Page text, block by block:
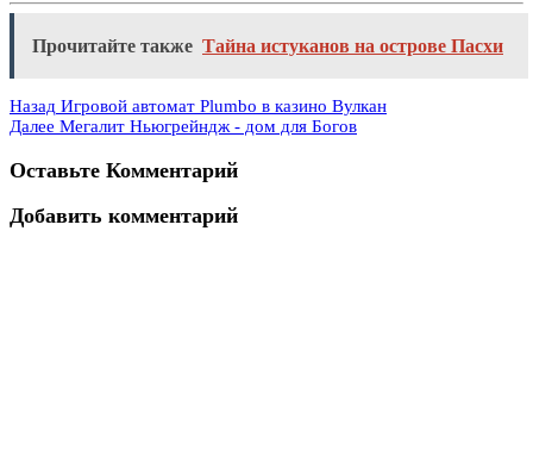
Прочитайте также Тайна истуканов на острове Пасхи
Назад Игровой автомат Plumbo в казино Вулкан
Далее Мегалит Ньюгрейндж - дом для Богов
Оставьте Комментарий
Добавить комментарий